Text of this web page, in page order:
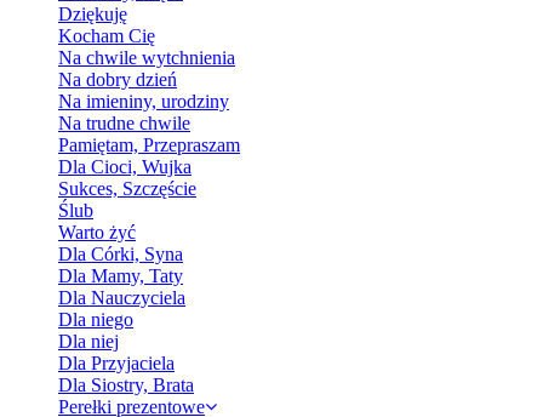
Dziękuję
Kocham Cię
Na chwile wytchnienia
Na dobry dzień
Na imieniny, urodziny
Na trudne chwile
Pamiętam, Przepraszam
Dla Cioci, Wujka
Sukces, Szczęście
Ślub
Warto żyć
Dla Córki, Syna
Dla Mamy, Taty
Dla Nauczyciela
Dla niego
Dla niej
Dla Przyjaciela
Dla Siostry, Brata
Perełki prezentowe